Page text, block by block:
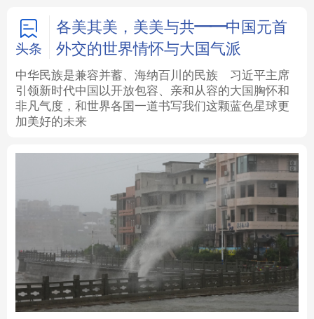
学术中国 乡村振兴 银龄 溯源中国
城市 旅游 能源
彩票 娱乐 时尚 悦读
公益
北京 天津 山西
辽宁 吉林 上海 江苏
头条
各美其美，美美与共——中国元首
外交的世界情怀与大国气派
中华民族是兼容并蓄、海纳百川的民族
习近平主席
引领新时代中国以开放包容、亲和从容的大国胸怀和
非凡气度，和世界各国一道书写我们这颗蓝色星球更
加美好的未来